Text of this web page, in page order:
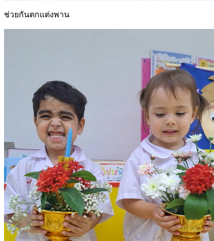
ช่วยกันตกแต่งพาน